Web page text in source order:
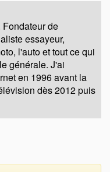
Fondateur de
essayeur,
l'auto et tout ce qui
générale. J'ai
en 1996 avant la
dès 2012 puis